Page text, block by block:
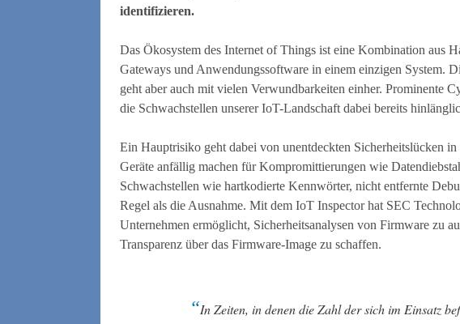
identifizieren.
Das Ökosystem des Internet of Things ist eine Kombination aus
Gateways und Anwendungssoftware in einem einzigen System.
geht aber auch mit vielen Verwundbarkeiten einher. Prominente
die Schwachstellen unserer IoT-Landschaft dabei bereits
Ein Hauptrisiko geht dabei von unentdeckten Sicherheitslücken
Geräte anfällig machen für Kompromittierungen wie
Schwachstellen wie hartkodierte Kennwörter, nicht entfernte
Regel als die Ausnahme. Mit dem IoT Inspector hat SEC
Unternehmen ermöglicht, Sicherheitsanalysen von Firmware zu
Transparenz über das Firmware-Image zu schaffen.
In Zeiten, in denen die Zahl der sich im Einsatz